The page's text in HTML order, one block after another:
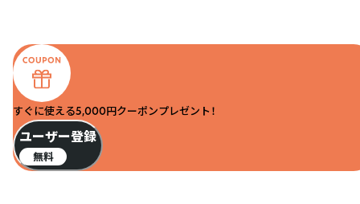
すぐに使える5,000円クーポンプレゼント！
ユーザー登録
無料